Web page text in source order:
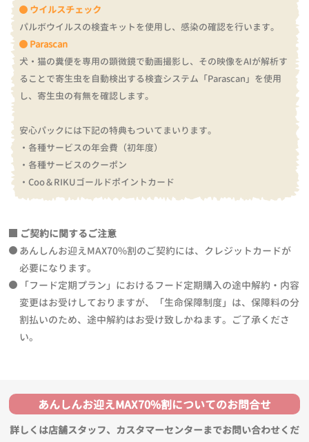
ウイルスチェック
パルボウイルスの検査キットを使用し、感染の確認を行います。
Parascan
犬・猫の糞便を専用の顕微鏡で動画撮影し、その映像をAIが解析す
ることで寄生虫を自動検出する検査システム「Parascan」を使用
し、寄生虫の有無を確認します。
安心パックには下記の特典もついてまいります。
・各種サービスの年会費（初年度）
・各種サービスのクーポン
・Coo＆RIKUゴールドポイントカード
ご契約に関するご注意
あんしんお迎えMAX70%割のご契約には、クレジットカードが
必要になります。
「フード定期プラン」におけるフード定期購入の途中解約・内容
変更はお受けしておりますが、「生命保障制度」は、保障料の分
割払いのため、途中解約はお受け致しかねます。ご了承くださ
い。
あんしんお迎えMAX70%割についてのお問合せ
詳しくは店舗スタッフ、カスタマーセンターまでお問い合わせくだ